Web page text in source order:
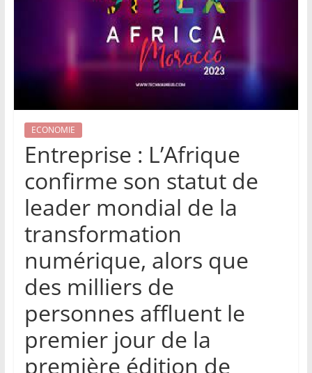
ECONOMIE
Entreprise : L’Afrique
confirme son statut de
leader mondial de la
transformation
numérique, alors que
des milliers de
personnes affluent le
premier jour de la
première édition de